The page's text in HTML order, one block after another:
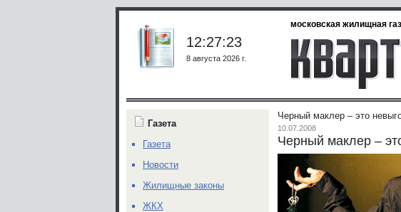
московская жилищная
12:27:23
8 августа 2026 г.
Черный маклер – это
10.07.2008
Черный маклер –
Газета
Газета
Новости
Жилищные законы
ЖКХ